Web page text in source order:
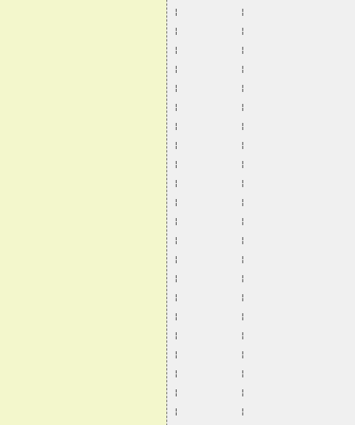
¦           ¦
¦           ¦
¦           ¦
¦           ¦
¦           ¦
¦           ¦
¦           ¦
¦           ¦
¦           ¦
¦           ¦
¦           ¦
¦           ¦
¦           ¦
¦           ¦
¦           ¦
¦           ¦
¦           ¦
¦           ¦
¦           ¦
¦           ¦
¦           ¦
¦           ¦